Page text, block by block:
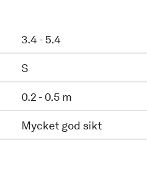
3.4 - 5.4
S
0.2 - 0.5 m
Mycket god sikt